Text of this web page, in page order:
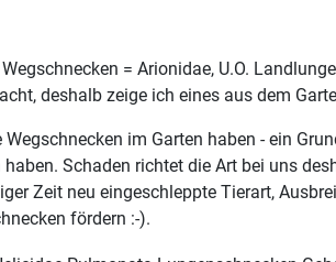
Wegschnecken = Arionidae, U.O.
deshalb zeige ich eines aus dem
im Garten haben - ein
Schaden richtet die Art bei uns
Zeit neu eingeschleppte Tierart,
fördern :-).